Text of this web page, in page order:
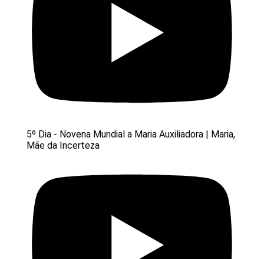
5º Dia - Novena Mundial a Maria Auxiliadora | Maria,
Mãe da Incerteza